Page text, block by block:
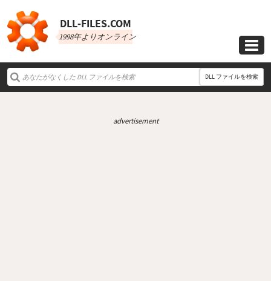
DLL‑FILES.COM
1998年よりオンライン

DLL ファイルを検索
advertisement